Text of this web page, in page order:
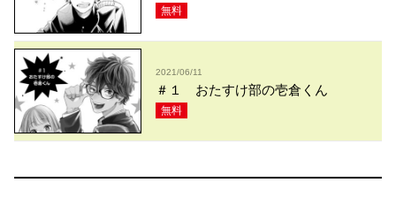
無料
2021/06/11
＃１ おたすけ部の壱倉くん
無料